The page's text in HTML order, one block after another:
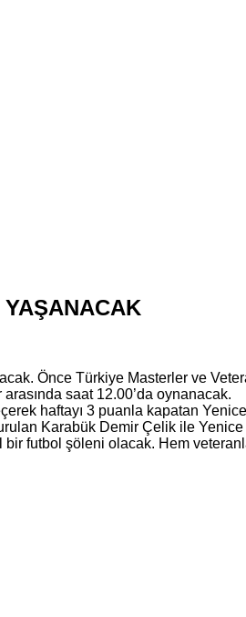
YAŞANACAK
Önce Tür­ki­ye Mas­ter­ler ve
saat 12.00’da oy­na­na­cak.
haf­ta­yı 3 pu­an­la ka­pa­tan
Ka­ra­bük Demir Çelik ile
fut­bol şö­le­ni ola­cak. Hem